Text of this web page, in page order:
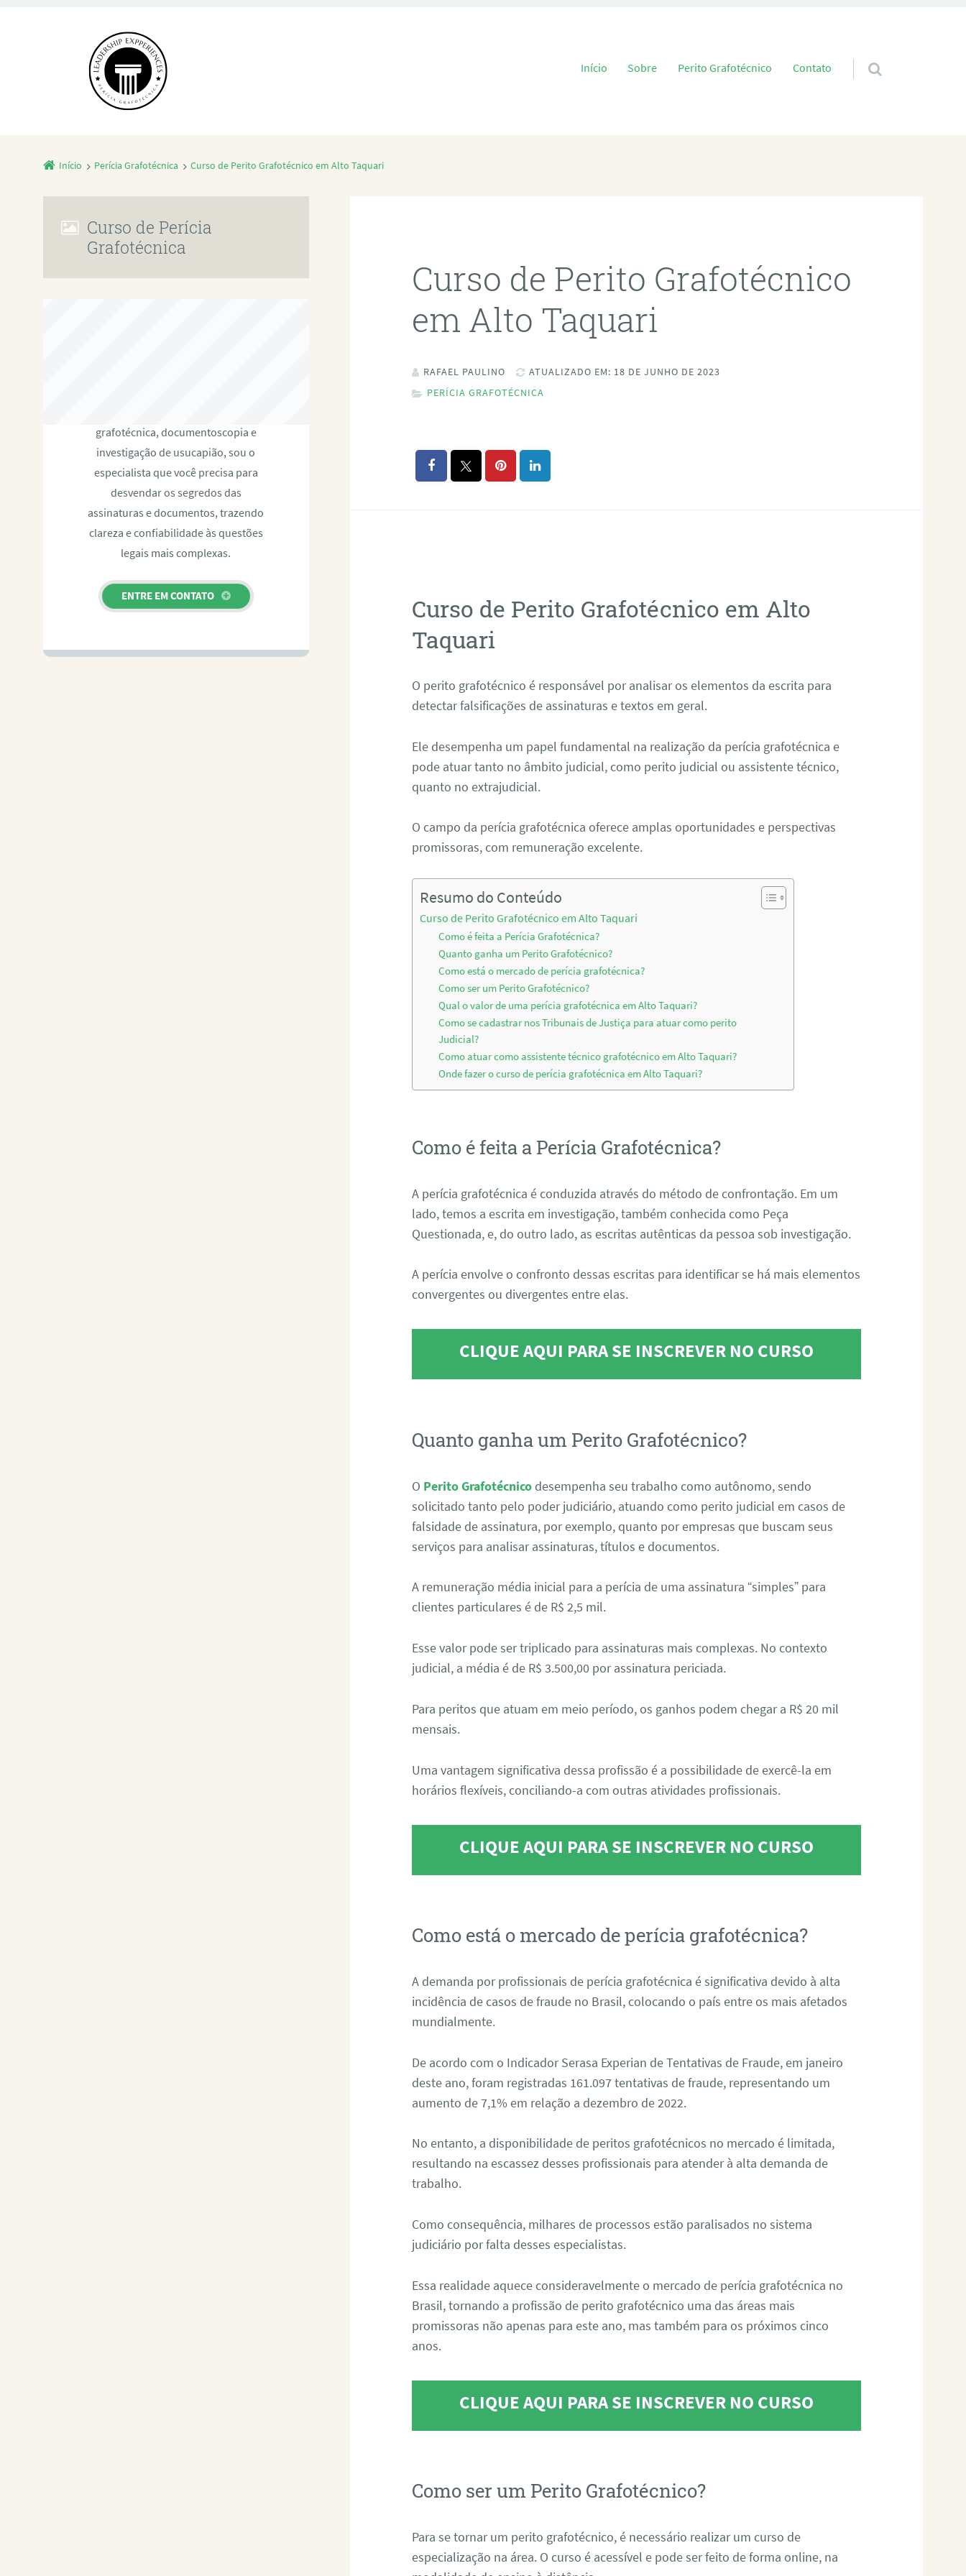
Pular para o conteúdo
Início Sobre Perito Grafotécnico Contato
Início Perícia Grafotécnica Curso de Perito Grafotécnico em Alto Taquari
Curso de Perito Grafotécnico
em Alto Taquari
RAFAEL PAULINO
ATUALIZADO EM: 18 DE JUNHO DE 2023
PERÍCIA GRAFOTÉCNICA
Curso de Perito Grafotécnico em Alto
Taquari
O perito grafotécnico é responsável por analisar os elementos da escrita para
detectar falsificações de assinaturas e textos em geral.
Ele desempenha um papel fundamental na realização da perícia grafotécnica e
pode atuar tanto no âmbito judicial, como perito judicial ou assistente técnico,
quanto no extrajudicial.
O campo da perícia grafotécnica oferece amplas oportunidades e perspectivas
promissoras, com remuneração excelente.
Resumo do Conteúdo
Curso de Perito Grafotécnico em Alto Taquari
Como é feita a Perícia Grafotécnica?
Quanto ganha um Perito Grafotécnico?
Como está o mercado de perícia grafotécnica?
Como ser um Perito Grafotécnico?
Qual o valor de uma perícia grafotécnica em Alto Taquari?
Como se cadastrar nos Tribunais de Justiça para atuar como perito
Judicial?
Como atuar como assistente técnico grafotécnico em Alto Taquari?
Onde fazer o curso de perícia grafotécnica em Alto Taquari?
Como é feita a Perícia Grafotécnica?
A perícia grafotécnica é conduzida através do método de confrontação. Em um
lado, temos a escrita em investigação, também conhecida como Peça
Questionada, e, do outro lado, as escritas autênticas da pessoa sob investigação.
A perícia envolve o confronto dessas escritas para identificar se há mais elementos
convergentes ou divergentes entre elas.
CLIQUE AQUI PARA SE INSCREVER NO CURSO
Quanto ganha um Perito Grafotécnico?
O Perito Grafotécnico desempenha seu trabalho como autônomo, sendo
solicitado tanto pelo poder judiciário, atuando como perito judicial em casos de
falsidade de assinatura, por exemplo, quanto por empresas que buscam seus
serviços para analisar assinaturas, títulos e documentos.
A remuneração média inicial para a perícia de uma assinatura “simples” para
clientes particulares é de R$ 2,5 mil.
Esse valor pode ser triplicado para assinaturas mais complexas. No contexto
judicial, a média é de R$ 3.500,00 por assinatura periciada.
Para peritos que atuam em meio período, os ganhos podem chegar a R$ 20 mil
mensais.
Uma vantagem significativa dessa profissão é a possibilidade de exercê-la em
horários flexíveis, conciliando-a com outras atividades profissionais.
CLIQUE AQUI PARA SE INSCREVER NO CURSO
Como está o mercado de perícia grafotécnica?
A demanda por profissionais de perícia grafotécnica é significativa devido à alta
incidência de casos de fraude no Brasil, colocando o país entre os mais afetados
mundialmente.
De acordo com o Indicador Serasa Experian de Tentativas de Fraude, em janeiro
deste ano, foram registradas 161.097 tentativas de fraude, representando um
aumento de 7,1% em relação a dezembro de 2022.
No entanto, a disponibilidade de peritos grafotécnicos no mercado é limitada,
resultando na escassez desses profissionais para atender à alta demanda de
trabalho.
Como consequência, milhares de processos estão paralisados no sistema
judiciário por falta desses especialistas.
Essa realidade aquece consideravelmente o mercado de perícia grafotécnica no
Brasil, tornando a profissão de perito grafotécnico uma das áreas mais
promissoras não apenas para este ano, mas também para os próximos cinco
anos.
CLIQUE AQUI PARA SE INSCREVER NO CURSO
Como ser um Perito Grafotécnico?
Para se tornar um perito grafotécnico, é necessário realizar um curso de
especialização na área. O curso é acessível e pode ser feito de forma online, na
Curso de Perícia
Grafotécnica
grafotécnica, documentoscopia e
investigação de usucapião, sou o
especialista que você precisa para
desvendar os segredos das
assinaturas e documentos, trazendo
clareza e confiabilidade às questões
legais mais complexas.
ENTRE EM CONTATO